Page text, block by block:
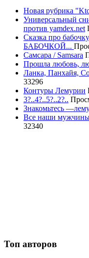
Новая рубрика
Универсальный
против yamdex.net
Сказка про
БАБОЧКОЙ...
Самсара / Samsara
Прошла любовь,
Ланка, Панхайя,
33296
Контуры Лемурии
3?..4?..5?..2?..
Знакомьтесь
Все наши
32340
Топ авторов